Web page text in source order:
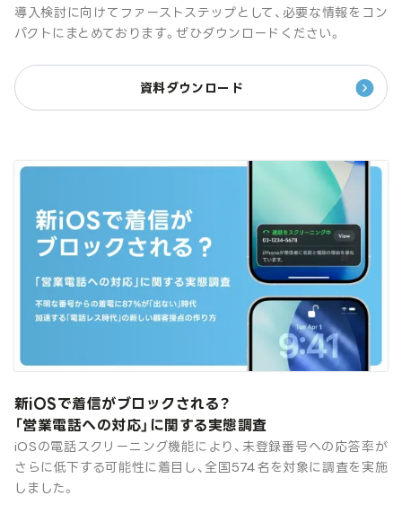
導入検討に向けてファーストステップとして、必要な情報をコン
パクトにまとめております。ぜひダウンロードください。
資料ダウンロード
新iOSで着信がブロックされる？
「営業電話への対応」に関する実態調査
iOSの電話スクリーニング機能により、未登録番号への応答率が
さらに低下する可能性に着目し、全国574名を対象に調査を実施
しました。